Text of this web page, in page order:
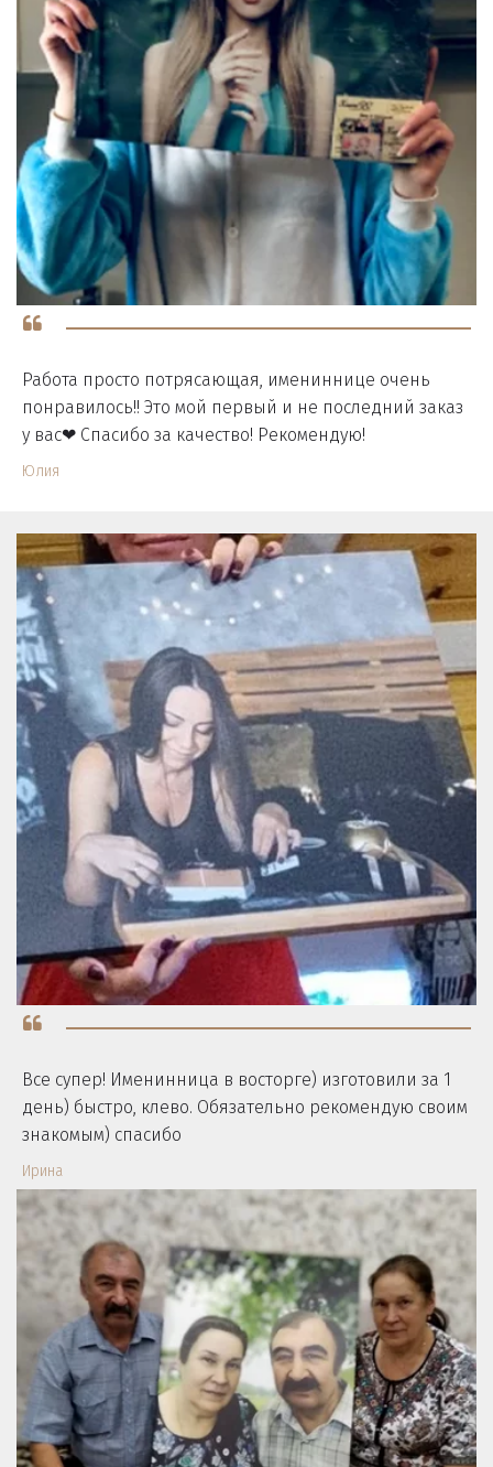
Работа просто потрясающая, имениннице очень
понравилось!! Это мой первый и не последний заказ
у вас❤ Спасибо за качество! Рекомендую!
Юлия
Все супер! Именинница в восторге) изготовили за 1
день) быстро, клево. Обязательно рекомендую своим
знакомым) спасибо
Ирина